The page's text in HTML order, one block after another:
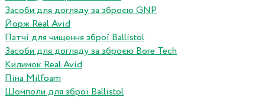
Засоби для догляду за зброєю GNP
Йорж Real Avid
Патчі для чищення зброї Ballistol
Засоби для догляду за зброєю Bore Tech
Килимок Real Avid
Піна Milfoam
Шомполи для зброї Ballistol